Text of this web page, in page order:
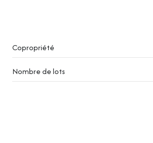
Copropriété
Nombre de lots